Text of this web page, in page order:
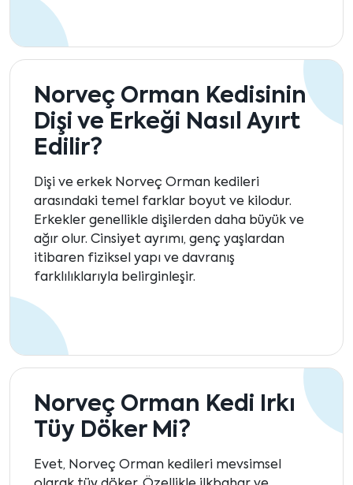
Norveç Orman Kedisinin
Dişi ve Erkeği Nasıl Ayırt
Edilir?
Dişi ve erkek Norveç Orman kedileri
arasındaki temel farklar boyut ve kilodur.
Erkekler genellikle dişilerden daha büyük ve
ağır olur. Cinsiyet ayrımı, genç yaşlardan
itibaren fiziksel yapı ve davranış
farklılıklarıyla belirginleşir.
Norveç Orman Kedi Irkı
Tüy Döker Mi?
Evet, Norveç Orman kedileri mevsimsel